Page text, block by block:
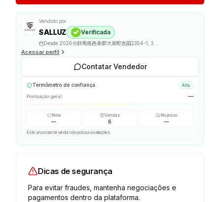
Vendido por
SALLUZ Verificada
Desde 2026
Acessar perfil
Contatar Vendedor
Termômetro de confiança Alta
Pontuação geral —
Nota
—
Vendas
6
No prazo
—
Este anunciante ainda não possui avaliações.
Dicas de segurança
Para evitar fraudes, mantenha negociações e
pagamentos dentro da plataforma.